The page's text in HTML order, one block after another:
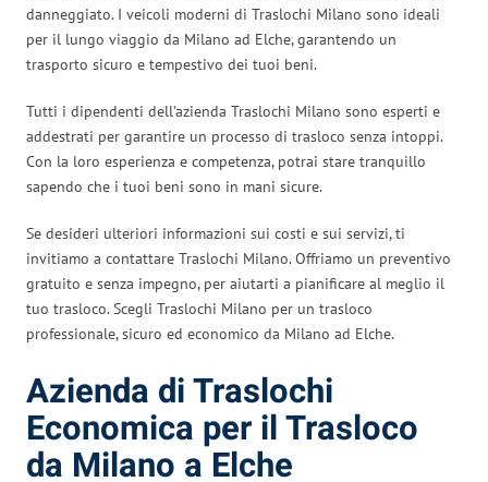
danneggiato. I veicoli moderni di Traslochi Milano sono ideali
per il lungo viaggio da Milano ad Elche, garantendo un
trasporto sicuro e tempestivo dei tuoi beni.
Tutti i dipendenti dell’azienda Traslochi Milano sono esperti e
addestrati per garantire un processo di trasloco senza intoppi.
Con la loro esperienza e competenza, potrai stare tranquillo
sapendo che i tuoi beni sono in mani sicure.
Se desideri ulteriori informazioni sui costi e sui servizi, ti
invitiamo a contattare Traslochi Milano. Offriamo un preventivo
gratuito e senza impegno, per aiutarti a pianificare al meglio il
tuo trasloco. Scegli Traslochi Milano per un trasloco
professionale, sicuro ed economico da Milano ad Elche.
Azienda di Traslochi
Economica per il Trasloco
da Milano a Elche